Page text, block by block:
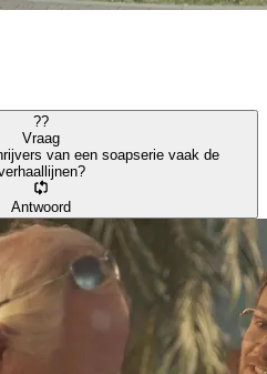
??
Vraag
van een soapserie vaak de
Antwoord